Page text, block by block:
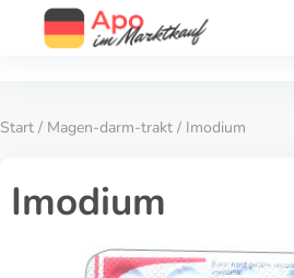
Start / Magen-darm-trakt / Imodium
Imodium